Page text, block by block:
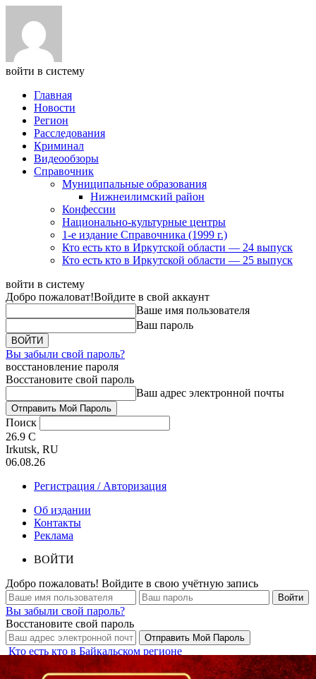
войти в систему
Главная
Новости
Регион
Расследования
Криминал
Видеообзоры
Справочник
Муниципальные образования
Нижнеилимский район
Конфессии
Национально-культурные центры
1-е издание Справочника (1999 г.)
Кто есть кто в Иркутской области — 24 выпуск
Кто есть кто в Иркутской области — 25 выпуск
войти в систему
Добро пожаловат!Войдите в свой аккаунт
Ваше имя пользователя
Ваш пароль
Вы забыли свой пароль?
восстановление пароля
Восстановите свой пароль
Ваш адрес электронной почты
Поиск
26.9 C
Irkutsk, RU
06.08.26
Регистрация / Авторизация
Об издании
Контакты
Реклама
ВОЙТИ
Добро пожаловать! Войдите в свою учётную запись
Вы забыли свой пароль?
Восстановите свой пароль
Кто есть кто в Байкальском регионе